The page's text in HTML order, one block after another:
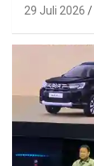
29 Juli 2026